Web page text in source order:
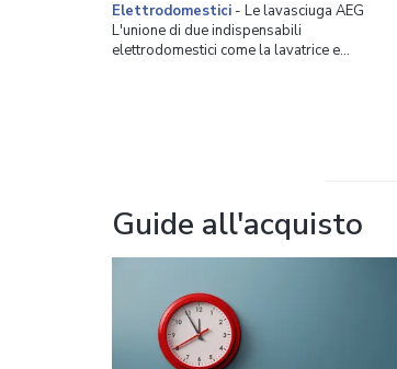
Elettrodomestici - Le lavasciuga AEG
L'unione di due indispensabili
elettrodomestici come la lavatrice e
Guide all'acquisto